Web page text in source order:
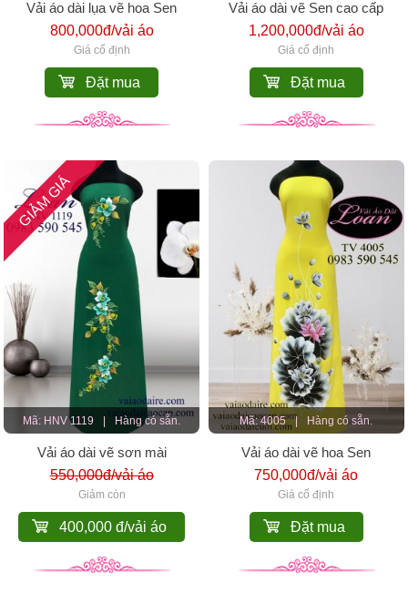
Vải áo dài lụa vẽ hoa Sen
800,000đ/vải áo
Giá cố định
Đặt mua
Vải áo dài vẽ Sen cao cấp
1,200,000đ/vải áo
Giá cố định
Đặt mua
Mã: HNV 1119 Hàng có sẵn.
GIẢM GIÁ
Vải áo dài vẽ sơn mài
550,000đ/vải áo
Giảm còn
400,000 đ/vải áo
Mã: 4005 | Hàng có sẵn.
Vải áo dài vẽ hoa Sen
750,000đ/vải áo
Giá cố định
Đặt mua